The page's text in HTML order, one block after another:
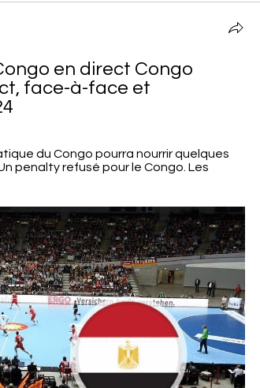
en direct Congo
face-à-face et
du Congo pourra nourrir quelques
penalty refusé pour le Congo. Les